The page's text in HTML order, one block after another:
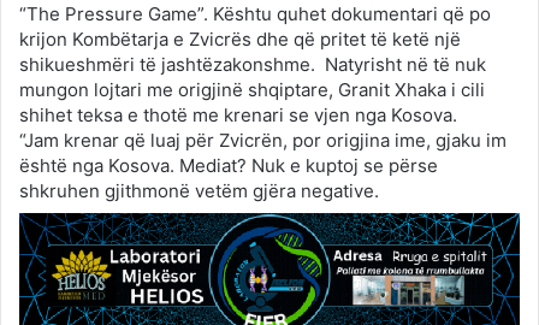
“The Pressure Game”. Kështu quhet dokumentari që po
krijon Kombëtarja e Zvicrës dhe që pritet të ketë një
shikueshmëri të jashtëzakonshme. Natyrisht në të nuk
mungon lojtari me origjinë shqiptare, Granit Xhaka i cili
shihet teksa e thotë me krenari se vjen nga Kosova.
“Jam krenar që luaj për Zvicrën, por origjina ime, gjaku im
është nga Kosova. Mediat? Nuk e kuptoj se përse
shkruhen gjithmonë vetëm gjëra negative.